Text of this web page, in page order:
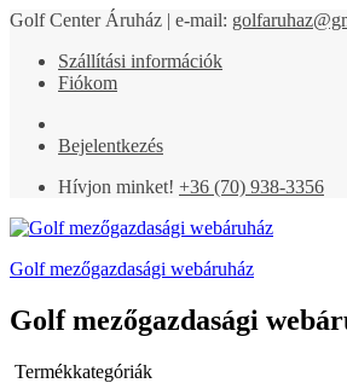
Golf Center Áruház | e-mail:
Szállítási információk
Fiókom
Bejelentkezés
Hívjon minket! +36 (70) 938-3356
Golf mezőgazdasági webáruház
Golf mezőgazdasági
Termékkategóriák